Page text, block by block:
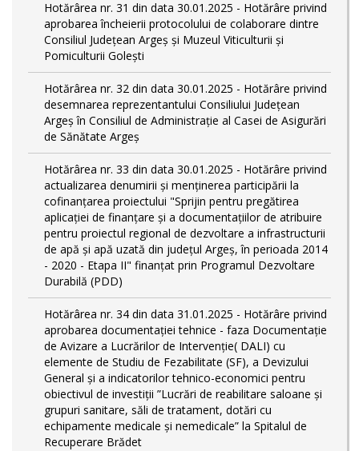
Hotărârea nr. 31 din data 30.01.2025 - Hotărâre privind
aprobarea încheierii protocolului de colaborare dintre
Consiliul Județean Argeș și Muzeul Viticulturii și
Pomiculturii Golești
Hotărârea nr. 32 din data 30.01.2025 - Hotărâre privind
desemnarea reprezentantului Consiliului Județean
Argeș în Consiliul de Administrație al Casei de Asigurări
de Sănătate Argeș
Hotărârea nr. 33 din data 30.01.2025 - Hotărâre privind
actualizarea denumirii și menținerea participării la
cofinanțarea proiectului "Sprijin pentru pregătirea
aplicaţiei de finanţare şi a documentaţiilor de atribuire
pentru proiectul regional de dezvoltare a infrastructurii
de apă şi apă uzată din judeţul Argeş, în perioada 2014
- 2020 - Etapa II" finanțat prin Programul Dezvoltare
Durabilă (PDD)
Hotărârea nr. 34 din data 31.01.2025 - Hotărâre privind
aprobarea documentației tehnice - faza Documentație
de Avizare a Lucrărilor de Intervenție( DALI) cu
elemente de Studiu de Fezabilitate (SF), a Devizului
General și a indicatorilor tehnico-economici pentru
obiectivul de investiții ”Lucrări de reabilitare saloane și
grupuri sanitare, săli de tratament, dotări cu
echipamente medicale și nemedicale” la Spitalul de
Recuperare Brădet